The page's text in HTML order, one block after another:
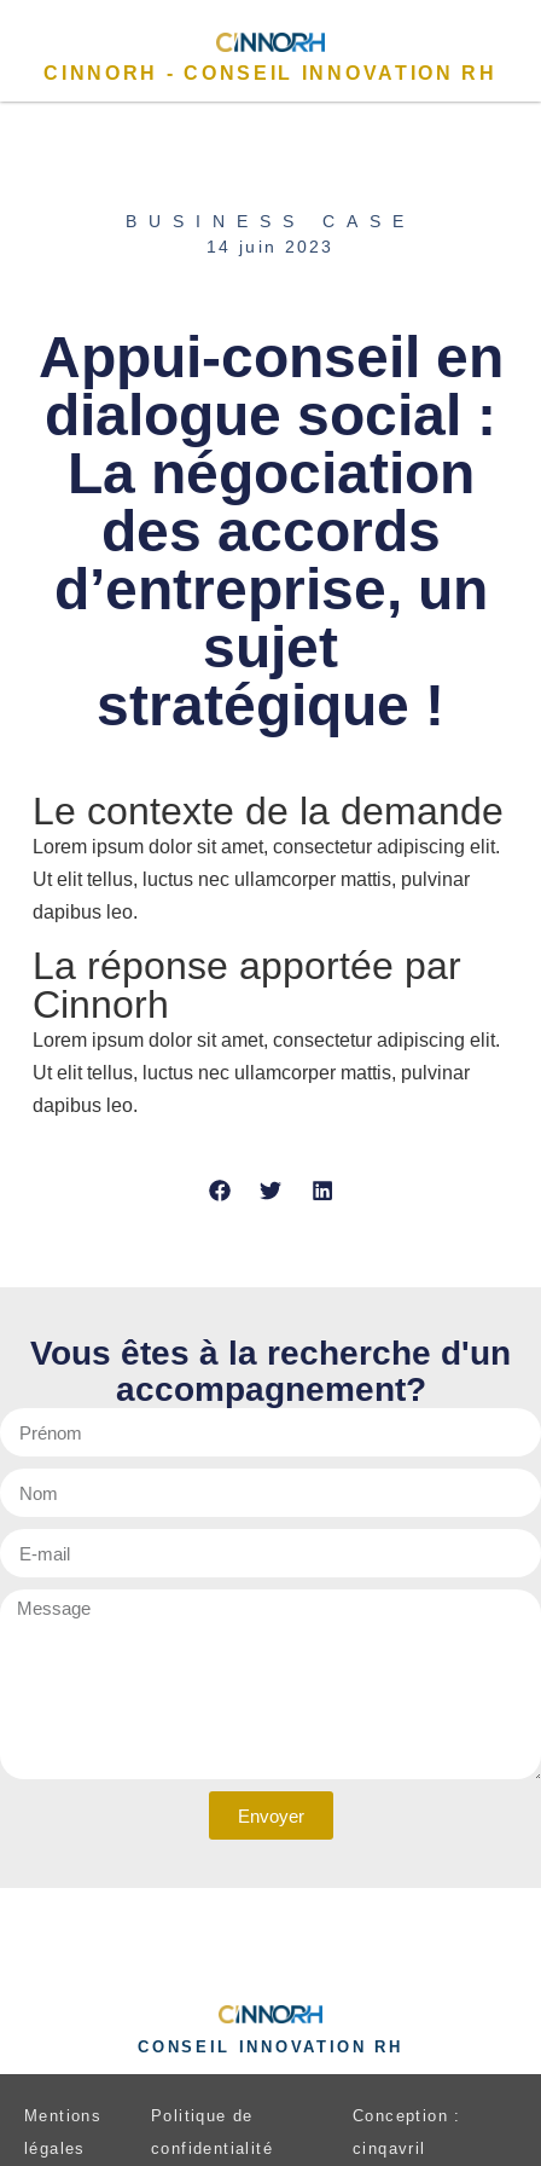
CINNORH - CONSEIL INNOVATION RH
BUSINESS CASE
14 juin 2023
Appui-conseil en
dialogue social :
La négociation
des accords
d’entreprise, un
sujet
stratégique !
Le contexte de la demande
Lorem ipsum dolor sit amet, consectetur adipiscing elit.
Ut elit tellus, luctus nec ullamcorper mattis, pulvinar
dapibus leo.
La réponse apportée par
Cinnorh
Lorem ipsum dolor sit amet, consectetur adipiscing elit.
Ut elit tellus, luctus nec ullamcorper mattis, pulvinar
dapibus leo.
Vous êtes à la recherche d'un
accompagnement?
Envoyer
CONSEIL INNOVATION RH
Mentions
légales
Politique de
confidentialité
Conception :
cinqavril